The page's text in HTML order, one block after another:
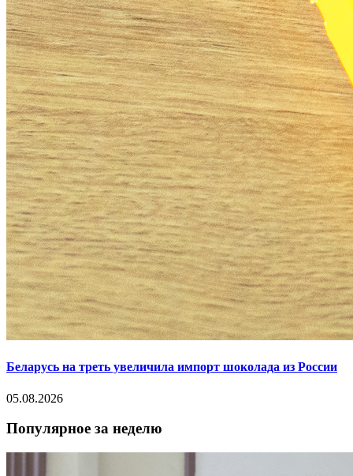
Беларусь на треть увеличила импорт шоколада из России
05.08.2026
Популярное за неделю